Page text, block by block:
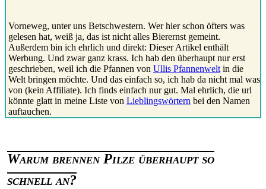
Vorneweg, unter uns Betschwestern. Wer hier schon öfters was
gelesen hat, weiß ja, das ist nicht alles Bierernst gemeint.
Außerdem bin ich ehrlich und direkt: Dieser Artikel enthält
Werbung. Und zwar ganz krass. Ich hab den überhaupt nur erst
geschrieben, weil ich die Pfannen von Ullis Pfannenwelt in die
Welt bringen möchte. Und das einfach so, ich hab da nicht mal was
von (kein Affiliate). Ich finds einfach nur gut. Mal ehrlich, die url
könnte glatt in meine Liste von Lieblingswörtern bei den Namen
auftauchen.
Warum brennen Pilze überhaupt so
schnell an?